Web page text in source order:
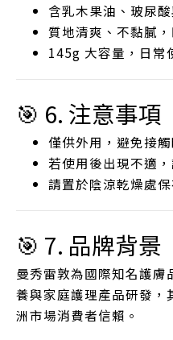
含乳木果油、玻尿
質地清爽、不黏膩
145g 大容量，日常
🎯 6. 注意事項
僅供外用，避免接
若使用後出現不適
請置於陰涼乾燥處
🎯 7. 品牌背景
曼秀雷敦為國際知名護
養與家庭護理產品研發，
洲市場消費者信賴。